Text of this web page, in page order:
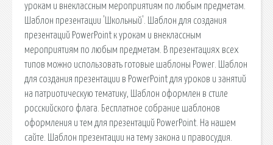
урокам и внеклассным мероприятиям по любым предметам.
Шаблон презентации 'Школьный'. Шаблон для создания
презентаций PowerPoint к урокам и внеклассным
мероприятиям по любым предметам. В презентациях всех
типов можно использовать готовые шаблоны Power. Шаблон
для создания презентации в PowerPoint для уроков и занятий
на патриотическую тематику, Шаблон оформлен в стиле
росскийского флага. Бесплатное собрание шаблонов
оформления и тем для презентаций PowerPoint. На нашем
сайте. Шаблон презентации на тему закона и правосудия.